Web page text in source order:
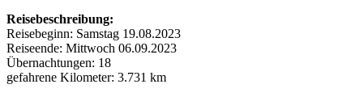
Reisebeschreibung:
Reisebeginn: Samstag 19.08.2023
Reiseende: Mittwoch 06.09.2023
Übernachtungen: 18
gefahrene Kilometer: 3.731 km